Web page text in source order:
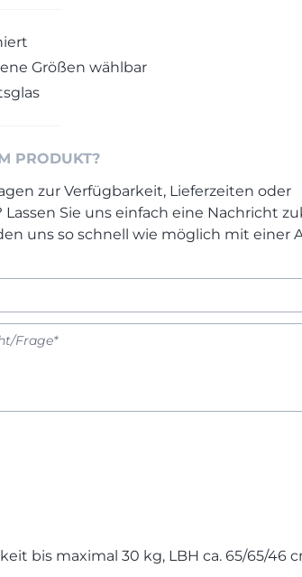
Größen wählbar
PRODUKT?
zur Verfügbarkeit, Lieferzeiten oder
Lassen Sie uns einfach eine Nachricht
uns so schnell wie möglich mit einer
bis maximal 30 kg, LBH ca. 65/65/46